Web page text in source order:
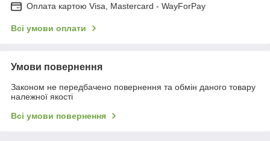
Оплата картою Visa, Mastercard - WayForPay
Всі умови оплати
Умови повернення
Законом не передбачено повернення та обмін даного товару
належної якості
Всі умови повернення